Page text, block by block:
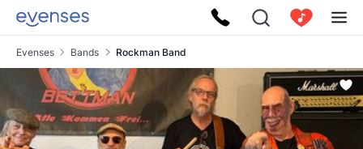
Evenses Bands Rockman Band